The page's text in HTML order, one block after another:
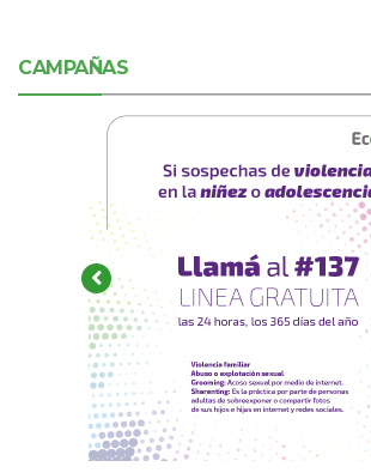
CAMPAÑAS